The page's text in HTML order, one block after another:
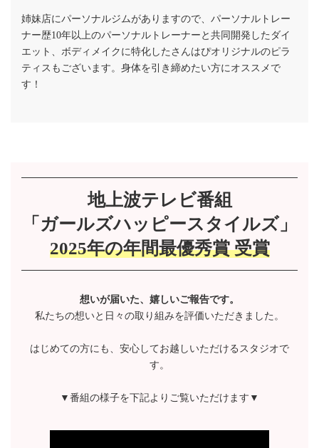
姉妹店にパーソナルジムがありますので、パーソナルトレー
ナー歴10年以上のパーソナルトレーナーと共同開発したダイ
エット、ボディメイクに特化したさんはぴオリジナルのピラ
ティスもございます。身体を引き締めたい方にオススメで
す！
地上波テレビ番組
「ガールズハッピースタイルズ」
2025年の年間最優秀賞 受賞
想いが届いた、嬉しいご報告です。
私たちの想いと日々の取り組みを評価いただきました。
はじめての方にも、安心してお越しいただけるスタジオで
す。
▼番組の様子を下記よりご覧いただけます▼